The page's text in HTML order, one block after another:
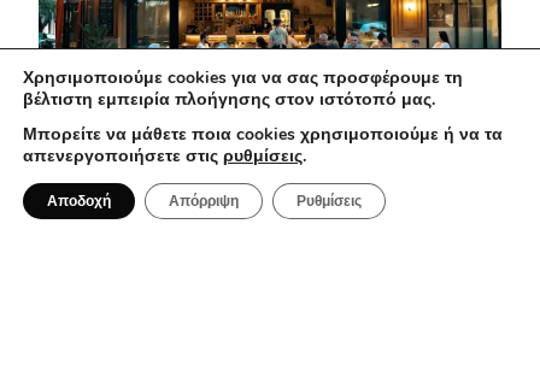
1 Αυγούστου 2026
Χρησιμοποιούμε cookies για να σας προσφέρουμε τη
βέλτιστη εμπειρία πλοήγησης στον ιστότοπό μας.
Μπορείτε να μάθετε ποια cookies χρησιμοποιούμε ή να τα
απενεργοποιήσετε στις ρυθμίσεις.
Αποδοχή Απόρριψη Ρυθμίσεις